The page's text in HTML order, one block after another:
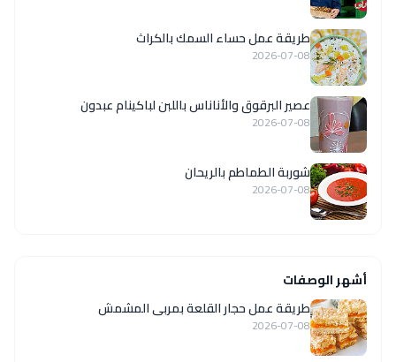
طريقة عمل حساء السمك بالكراث
2026-07-08
عصير البرقوق والأناناس باللبن لباكينام عبدون
2026-07-08
شوربة الطماطم بالريحان
2026-07-08
أشهر الوصفات
طريقة عمل حجار القلعة بمربى المشمش
2026-07-08